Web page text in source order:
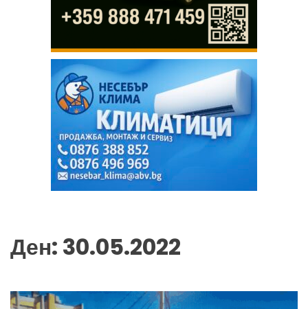
Ден: 30.05.2022